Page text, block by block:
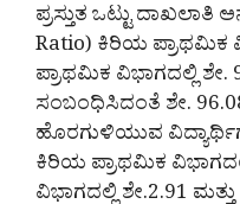
ಪ್ರಸ್ತುತ ಒಟ್ಟು ದಾಖಲಾತಿ
Ratio) ಕಿರಿಯ ಪ್ರಾಥಮಿಕ
ಪ್ರಾಥಮಿಕ ವಿಭಾಗದಲ್ಲಿ ಶೇ.
ಸಂಬಂಧಿಸಿದಂತೆ ಶೇ.
ಹೊರಗುಳಿಯುವ
ಕಿರಿಯ ಪ್ರಾಥಮಿಕ
ವಿಭಾಗದಲ್ಲಿ ಶೇ.2.91